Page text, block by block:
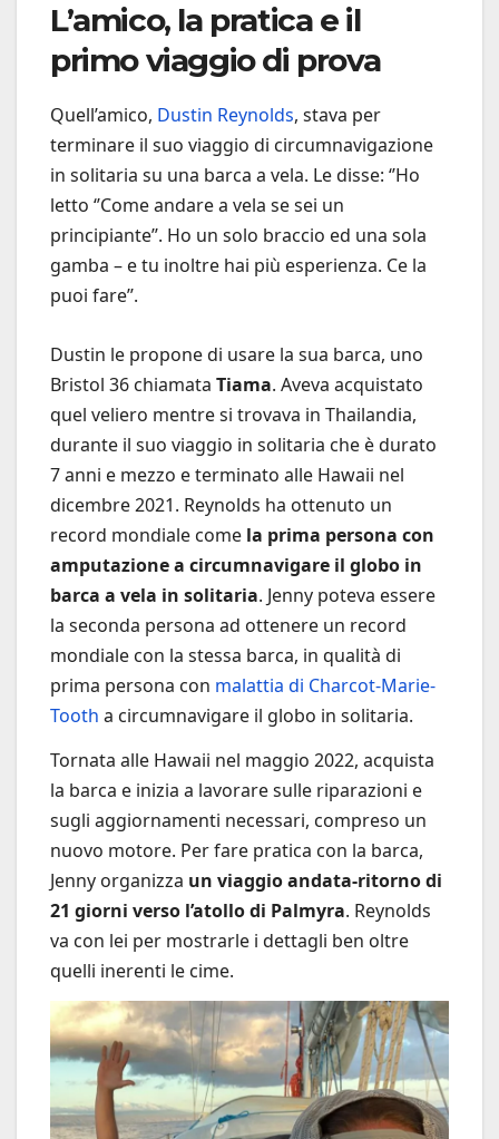
L’amico, la pratica e il
primo viaggio di prova
Quell’amico, Dustin Reynolds, stava per
terminare il suo viaggio di circumnavigazione
in solitaria su una barca a vela. Le disse: ‘’Ho
letto ‘’Come andare a vela se sei un
principiante’’. Ho un solo braccio ed una sola
gamba – e tu inoltre hai più esperienza. Ce la
puoi fare’’.
Dustin le propone di usare la sua barca, uno
Bristol 36 chiamata Tiama. Aveva acquistato
quel veliero mentre si trovava in Thailandia,
durante il suo viaggio in solitaria che è durato
7 anni e mezzo e terminato alle Hawaii nel
dicembre 2021. Reynolds ha ottenuto un
record mondiale come la prima persona con
amputazione a circumnavigare il globo in
barca a vela in solitaria. Jenny poteva essere
la seconda persona ad ottenere un record
mondiale con la stessa barca, in qualità di
prima persona con malattia di Charcot-Marie-
Tooth a circumnavigare il globo in solitaria.
Tornata alle Hawaii nel maggio 2022, acquista
la barca e inizia a lavorare sulle riparazioni e
sugli aggiornamenti necessari, compreso un
nuovo motore. Per fare pratica con la barca,
Jenny organizza un viaggio andata-ritorno di
21 giorni verso l’atollo di Palmyra. Reynolds
va con lei per mostrarle i dettagli ben oltre
quelli inerenti le cime.